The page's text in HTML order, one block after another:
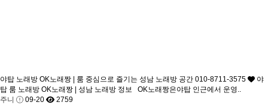
야탑 노래방 OK노래짱 | 룸 중심으로 즐기는 성남 노래방 공간 010-8711-3575
야
탑 룸 노래방 OK노래짱 | 성남 노래방 정보 OK노래짱은야탑 인근에서 운영..
주니
09-20 2759